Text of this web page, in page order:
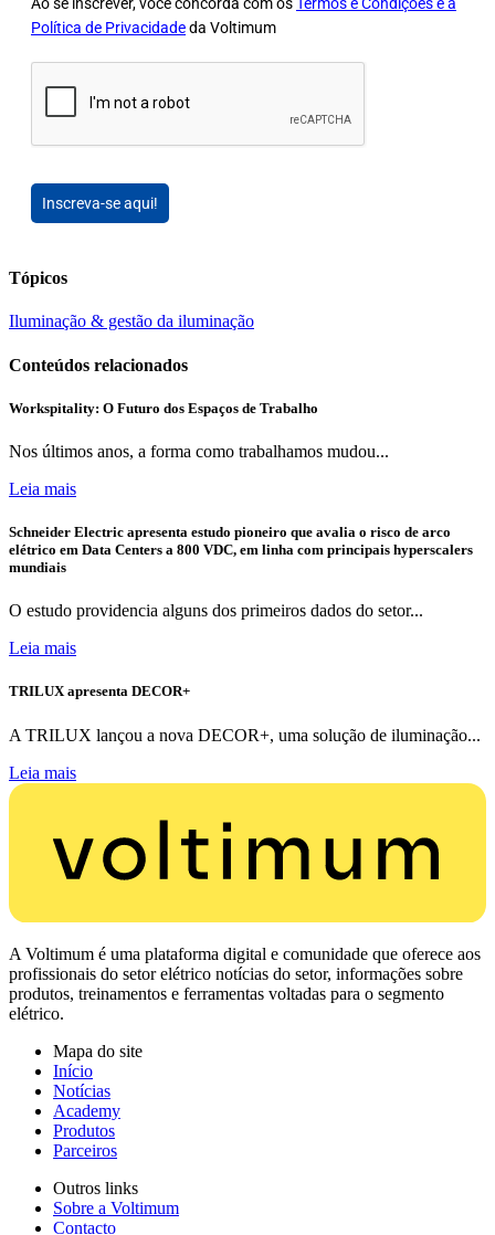
Política de Privacidadeda Voltimum
Inscreva-se aqui!
Tópicos
Iluminação & gestão da iluminação
Conteúdos relacionados
Workspitality: O Futuro dos Espaços de Trabalho
Nos últimos anos, a forma como trabalhamos mudou...
Leia mais
Schneider Electric apresenta estudo pioneiro que avalia o risco de arco
elétrico em Data Centers a 800 VDC, em linha com principais hyperscalers
mundiais
O estudo providencia alguns dos primeiros dados do setor...
Leia mais
TRILUX apresenta DECOR+
A TRILUX lançou a nova DECOR+, uma solução de iluminação...
Leia mais
A Voltimum é uma plataforma digital e comunidade que oferece aos
profissionais do setor elétrico notícias do setor, informações sobre
produtos, treinamentos e ferramentas voltadas para o segmento
elétrico.
Mapa do site
Início
Notícias
Academy
Produtos
Parceiros
Outros links
Sobre a Voltimum
Contacto